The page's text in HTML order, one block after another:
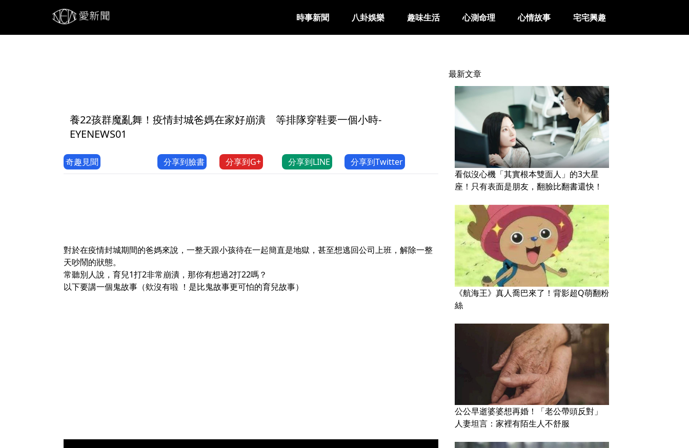
時事新聞 八卦娛樂 趣味生活 心測命理 心情故事 宅宅興趣
養22孩群魔亂舞！疫情封城爸媽在家好崩潰 等排隊穿鞋要一個小時-
EYENEWS01
奇趣見聞 分享到臉書 分享到G+ 分享到LINE 分享到Twitter
對於在疫情封城期間的爸媽來說，一整天跟小孩待在一起簡直是地獄，甚至想逃回公司上班，解除一整
天吵鬧的狀態。
常聽別人說，育兒1打2非常崩潰，那你有想過2打22嗎？
以下要講一個鬼故事（欸沒有啦 ！是比鬼故事更可怕的育兒故事）
最新文章
看似沒心機「其實根本雙面人」的3大星
座！只有表面是朋友，翻臉比翻書還快！
《航海王》真人喬巴來了！背影超Q萌翻粉
絲
公公早逝婆婆想再婚！「老公帶頭反對」
人妻坦言：家裡有陌生人不舒服